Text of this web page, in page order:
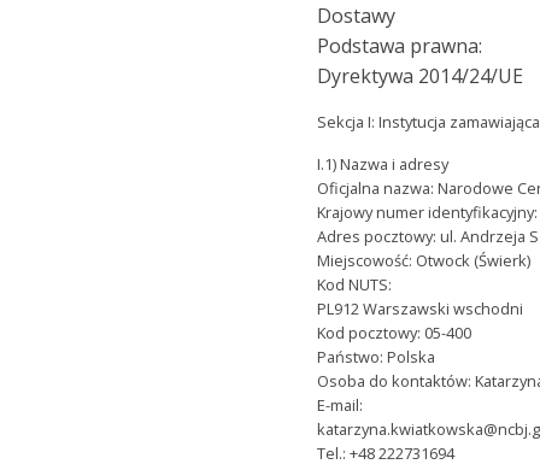
Dostawy
Podstawa prawna:
Dyrektywa 2014/24/UE
Sekcja I: Instytucja zamawiająca
I.1) Nazwa i adresy
Oficjalna nazwa: Narodowe
Krajowy numer identyfikacyjny:
Adres pocztowy: ul. Andrzeja
Miejscowość: Otwock (Świerk)
Kod NUTS:
PL912 Warszawski wschodni
Kod pocztowy: 05-400
Państwo: Polska
Osoba do kontaktów:
E-mail:
Tel.: +48 222731694